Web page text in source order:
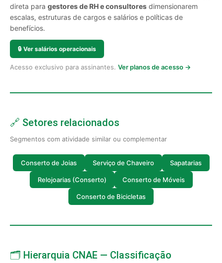
direta para gestores de RH e consultores dimensionarem
escalas, estruturas de cargos e salários e políticas de
benefícios.
🔒 Ver salários operacionais
Acesso exclusivo para assinantes. Ver planos de acesso →
🔗 Setores relacionados
Segmentos com atividade similar ou complementar
Conserto de Joias Serviço de Chaveiro Sapatarias
Relojoarias (Conserto) Conserto de Móveis
Conserto de Bicicletas
🗂️ Hierarquia CNAE — Classificação